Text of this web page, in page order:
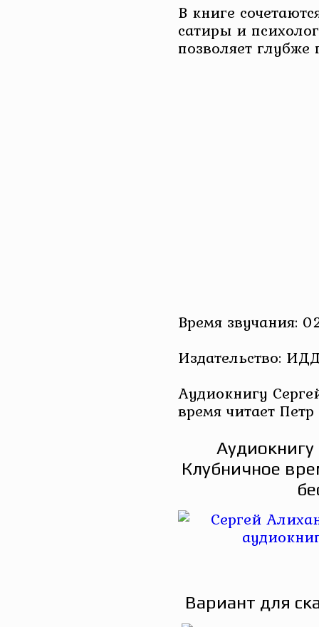
В книге
сатиры и
позволяет глубже
Время звучания:
Издательство:
Аудиокнигу
время читает
Клубничное
Вариант для